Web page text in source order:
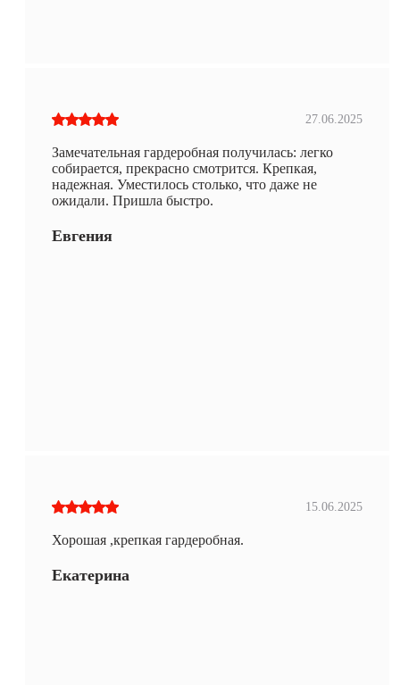
27.06.2025
Замечательная гардеробная получилась: легко
собирается, прекрасно смотрится. Крепкая,
надежная. Уместилось столько, что даже не
ожидали. Пришла быстро.
Евгения
15.06.2025
Хорошая ,крепкая гардеробная.
Екатерина